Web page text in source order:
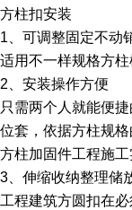
方柱扣安装
1、可调整固定不动
适用不一样规格方
2、安装操作方便
只需两个人就能便
位套，依据方柱规
方柱加固件工程施
3、伸缩收纳整理储
工程建筑方圆扣在